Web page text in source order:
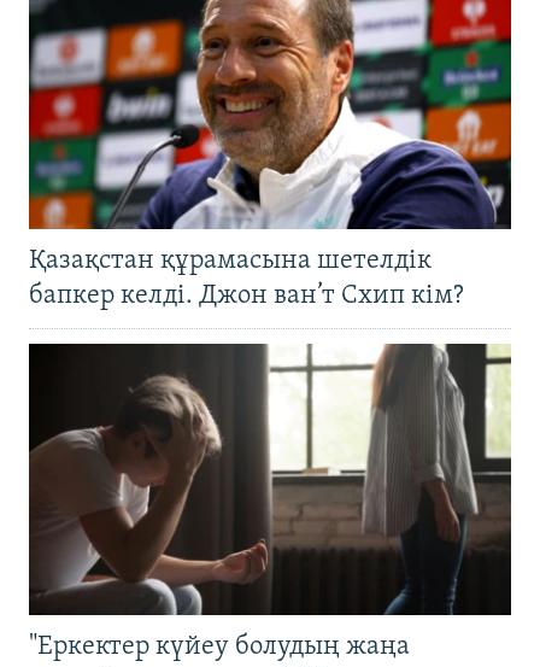
Қазақстан құрамасына шетелдік
бапкер келді. Джон ван’т Схип кім?
"Еркектер күйеу болудың жаңа